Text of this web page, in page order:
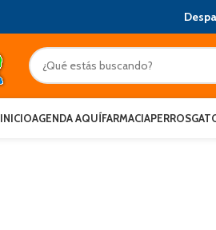
INICIOAGENDA AQUÍFARMACIAPERROS